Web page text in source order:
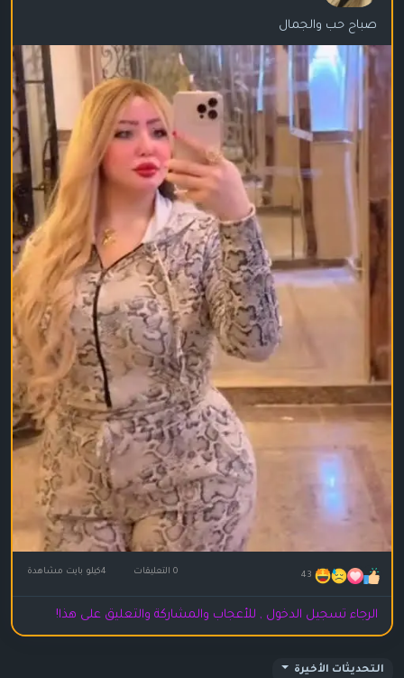
صباح حب والجمال
43 0 التعليقات
الرجاء تسجيل الدخول , للأعجاب والمشاركة والتعليق على هذا!
التحديثات الأخيرة